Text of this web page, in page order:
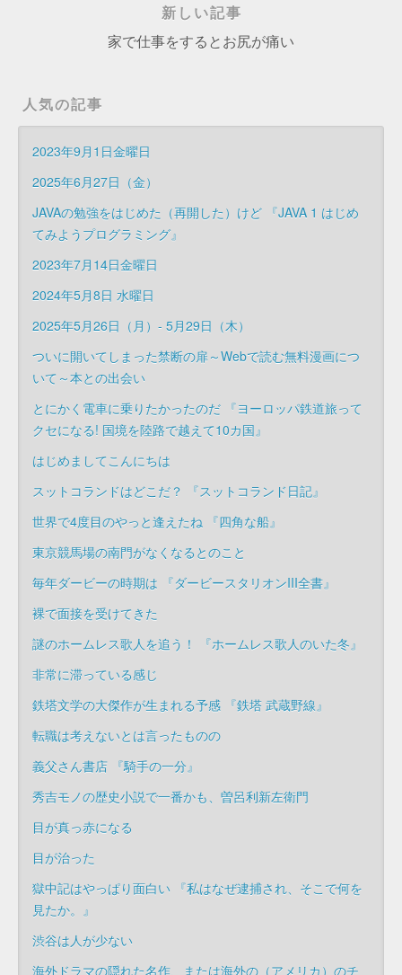
新しい記事
家で仕事をするとお尻が痛い
人気の記事
2023年9月1日金曜日
2025年6月27日（金）
JAVAの勉強をはじめた（再開した）けど 『JAVA 1 はじめ
てみようプログラミング』
2023年7月14日金曜日
2024年5月8日 水曜日
2025年5月26日（月）- 5月29日（木）
ついに開いてしまった禁断の扉～Webで読む無料漫画につ
いて～本との出会い
とにかく電車に乗りたかったのだ 『ヨーロッパ鉄道旅って
クセになる! 国境を陸路で越えて10カ国』
はじめましてこんにちは
スットコランドはどこだ？ 『スットコランド日記』
世界で4度目のやっと逢えたね 『四角な船』
東京競馬場の南門がなくなるとのこと
毎年ダービーの時期は 『ダービースタリオンIII全書』
裸で面接を受けてきた
謎のホームレス歌人を追う！ 『ホームレス歌人のいた冬』
非常に滞っている感じ
鉄塔文学の大傑作が生まれる予感 『鉄塔 武蔵野線』
転職は考えないとは言ったものの
義父さん書店 『騎手の一分』
秀吉モノの歴史小説で一番かも、曽呂利新左衛門
目が真っ赤になる
目が治った
獄中記はやっぱり面白い 『私はなぜ逮捕され、そこで何を
見たか。』
渋谷は人が少ない
海外ドラマの隠れた名作、または海外の（アメリカ）のチ